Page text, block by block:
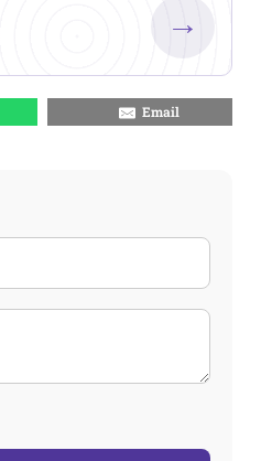
→
Email